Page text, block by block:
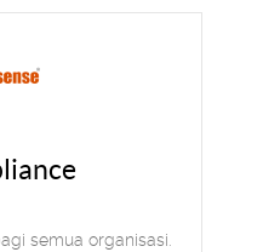
semua organisasi.